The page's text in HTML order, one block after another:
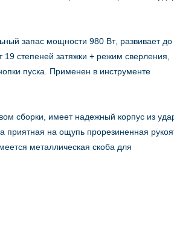
запас мощности 980 Вт, развивает до
19 степеней затяжки + режим сверления,
пуска. Применен в инструменте
сборки, имеет надежный корпус из
приятная на ощупь прорезиненная
металлическая скоба для